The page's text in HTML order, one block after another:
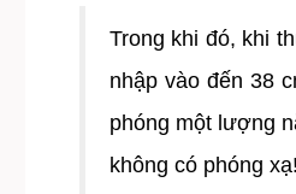
Trong khi đó, khi
nhập vào đến 38
phóng một lượng
không có phóng